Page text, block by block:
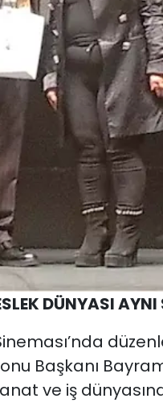
DÜNYASI AYNI
Başkanı
ve iş